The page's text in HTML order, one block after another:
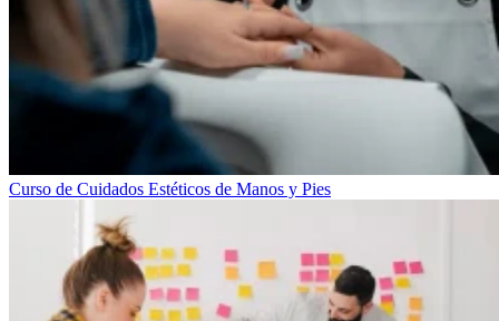
Curso de Cuidados Estéticos de Manos y Pies